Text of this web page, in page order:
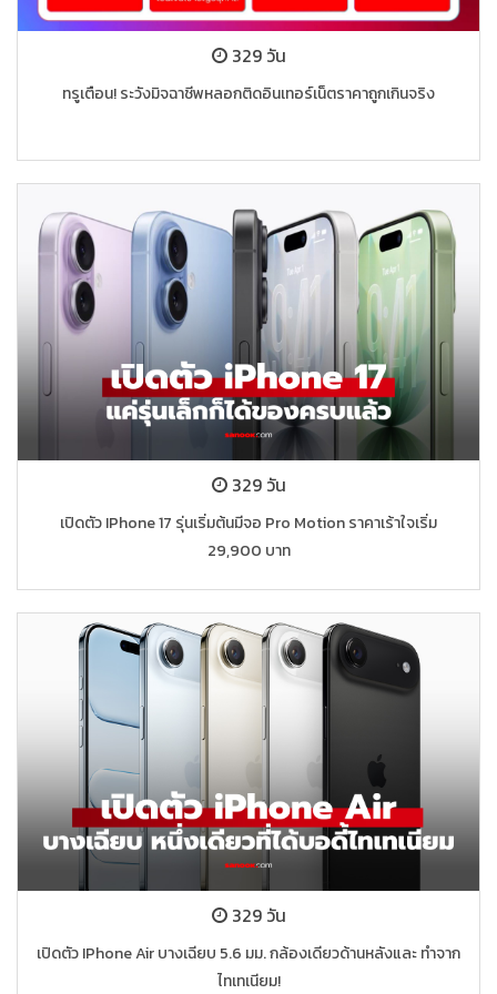
329 วัน
ทรูเตือน! ระวังมิจฉาชีพหลอกติดอินเทอร์เน็ตราคาถูกเกินจริง
329 วัน
เปิดตัว IPhone 17 รุ่นเริ่มต้นมีจอ Pro Motion ราคาเร้าใจเริ่ม
29,900 บาท
329 วัน
เปิดตัว IPhone Air บางเฉียบ 5.6 มม. กล้องเดียวด้านหลังและ ทำจาก
ไทเทเนียม!